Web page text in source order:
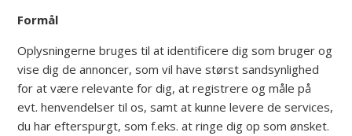
Formål
Oplysningerne bruges til at identificere dig som bruger og
vise dig de annoncer, som vil have størst sandsynlighed
for at være relevante for dig, at registrere og måle på
evt. henvendelser til os, samt at kunne levere de services,
du har efterspurgt, som f.eks. at ringe dig op som ønsket.